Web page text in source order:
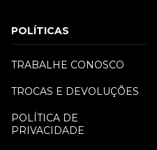
POLÍTICAS
TRABALHE CONOSCO
TROCAS E DEVOLUÇÕES
POLÍTICA DE
PRIVACIDADE